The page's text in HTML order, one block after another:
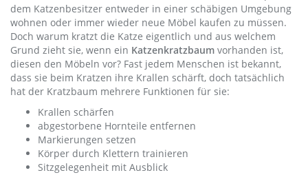
dem Katzenbesitzer entweder in einer schäbigen Umgebung
wohnen oder immer wieder neue Möbel kaufen zu müssen.
Doch warum kratzt die Katze eigentlich und aus welchem
Grund zieht sie, wenn ein Katzenkratzbaum vorhanden ist,
diesen den Möbeln vor? Fast jedem Menschen ist bekannt,
dass sie beim Kratzen ihre Krallen schärft, doch tatsächlich
hat der Kratzbaum mehrere Funktionen für sie:
Krallen schärfen
abgestorbene Hornteile entfernen
Markierungen setzen
Körper durch Klettern trainieren
Sitzgelegenheit mit Ausblick